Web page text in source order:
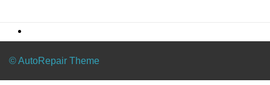
© AutoRepair Theme